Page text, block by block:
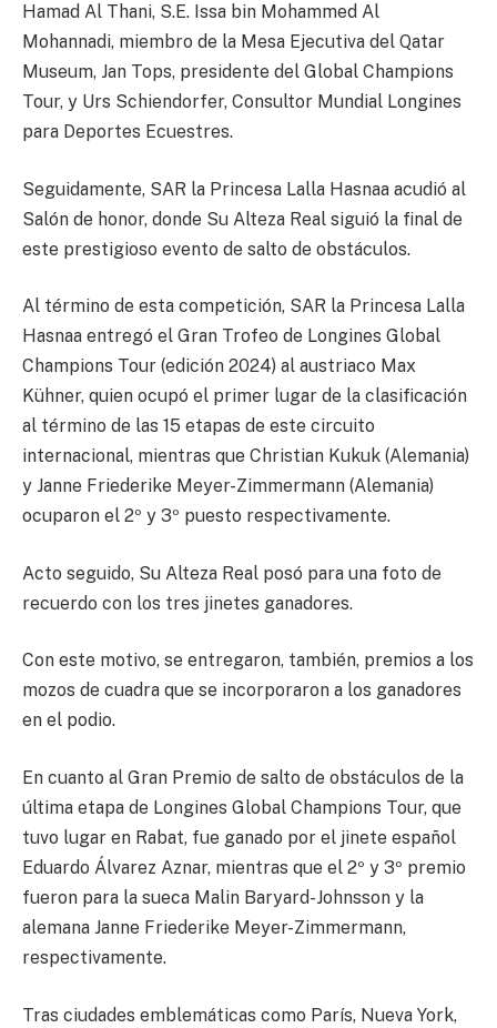
Hamad Al Thani, S.E. Issa bin Mohammed Al
Mohannadi, miembro de la Mesa Ejecutiva del Qatar
Museum, Jan Tops, presidente del Global Champions
Tour, y Urs Schiendorfer, Consultor Mundial Longines
para Deportes Ecuestres.
Seguidamente, SAR la Princesa Lalla Hasnaa acudió al
Salón de honor, donde Su Alteza Real siguió la final de
este prestigioso evento de salto de obstáculos.
Al término de esta competición, SAR la Princesa Lalla
Hasnaa entregó el Gran Trofeo de Longines Global
Champions Tour (edición 2024) al austriaco Max
Kühner, quien ocupó el primer lugar de la clasificación
al término de las 15 etapas de este circuito
internacional, mientras que Christian Kukuk (Alemania)
y Janne Friederike Meyer-Zimmermann (Alemania)
ocuparon el 2º y 3º puesto respectivamente.
Acto seguido, Su Alteza Real posó para una foto de
recuerdo con los tres jinetes ganadores.
Con este motivo, se entregaron, también, premios a los
mozos de cuadra que se incorporaron a los ganadores
en el podio.
En cuanto al Gran Premio de salto de obstáculos de la
última etapa de Longines Global Champions Tour, que
tuvo lugar en Rabat, fue ganado por el jinete español
Eduardo Álvarez Aznar, mientras que el 2º y 3º premio
fueron para la sueca Malin Baryard-Johnsson y la
alemana Janne Friederike Meyer-Zimmermann,
respectivamente.
Tras ciudades emblemáticas como París, Nueva York,